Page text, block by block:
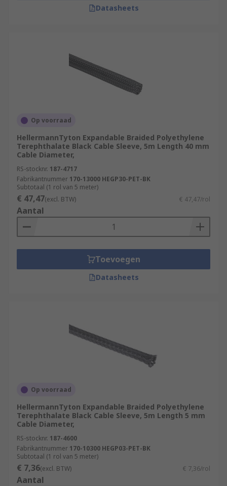
Datasheets
Op voorraad
HellermannTyton Expandable Braided Polyethylene
Terephthalate Black Cable Sleeve, 5m Length 40 mm
Cable Diameter,
RS-stocknr. 187-4717
Fabrikantnummer 170-13000 HEGP30-PET-BK
Subtotaal (1 rol van 5 meter)
€ 47,47(excl. BTW) € 47,47/rol
Aantal
Toevoegen
Datasheets
Op voorraad
HellermannTyton Expandable Braided Polyethylene
Terephthalate Black Cable Sleeve, 5m Length 5 mm
Cable Diameter,
RS-stocknr. 187-4600
Fabrikantnummer 170-10300 HEGP03-PET-BK
Subtotaal (1 rol van 5 meter)
€ 7,36(excl. BTW) € 7,36/rol
Aantal